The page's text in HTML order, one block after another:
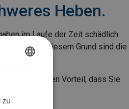
Heben.
im Laufe der Zeit schädlich
Aus diesem Grund sind die
8. Dies hat den Vorteil, dass Sie
wird.
zu